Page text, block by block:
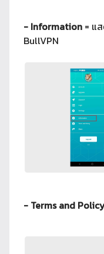
- Information = แ
BullVPN
- Terms and